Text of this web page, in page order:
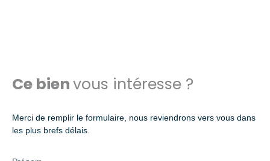
Ce bienvous intéresse ?
Merci de remplir le formulaire, nous reviendrons vers vous dans
les plus brefs délais.